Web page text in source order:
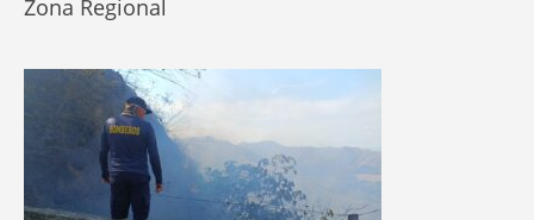
Zona Regional